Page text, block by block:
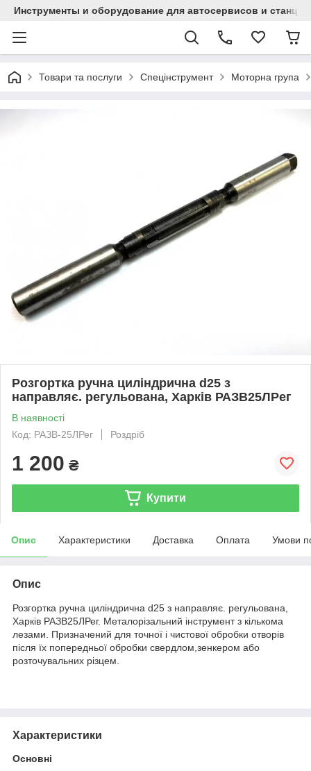
Инструменты и оборудование для автосервисов и
Товари та послуги Спецінструмент Моторна група
Розгортка ручна циліндрична d25 з
направляє. регульована, Харків РАЗВ25ЛРег
В наявності
Код: РАЗВ-25ЛРег
Роздріб
1 200 ₴
Купити
Опис Характеристики Доставка Оплата Умови
Опис
Розгортка ручна циліндрична d25 з направляє. регульована,
Харків РАЗВ25ЛРег. Металорізальний інструмент з кількома
лезами. Призначений для точної і чистової обробки отворів
після їх попередньої обробки свердлом,зенкером або
розточувальних різцем.
Характеристики
Основні